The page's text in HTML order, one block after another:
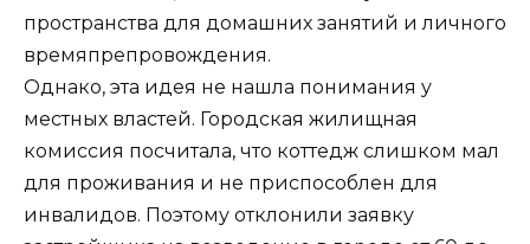
пространства для домашних занятий и личного
времяпрепровождения.
Однако, эта идея не нашла понимания у
местных властей. Городская жилищная
комиссия посчитала, что коттедж слишком мал
для проживания и не приспособлен для
инвалидов. Поэтому отклонили заявку